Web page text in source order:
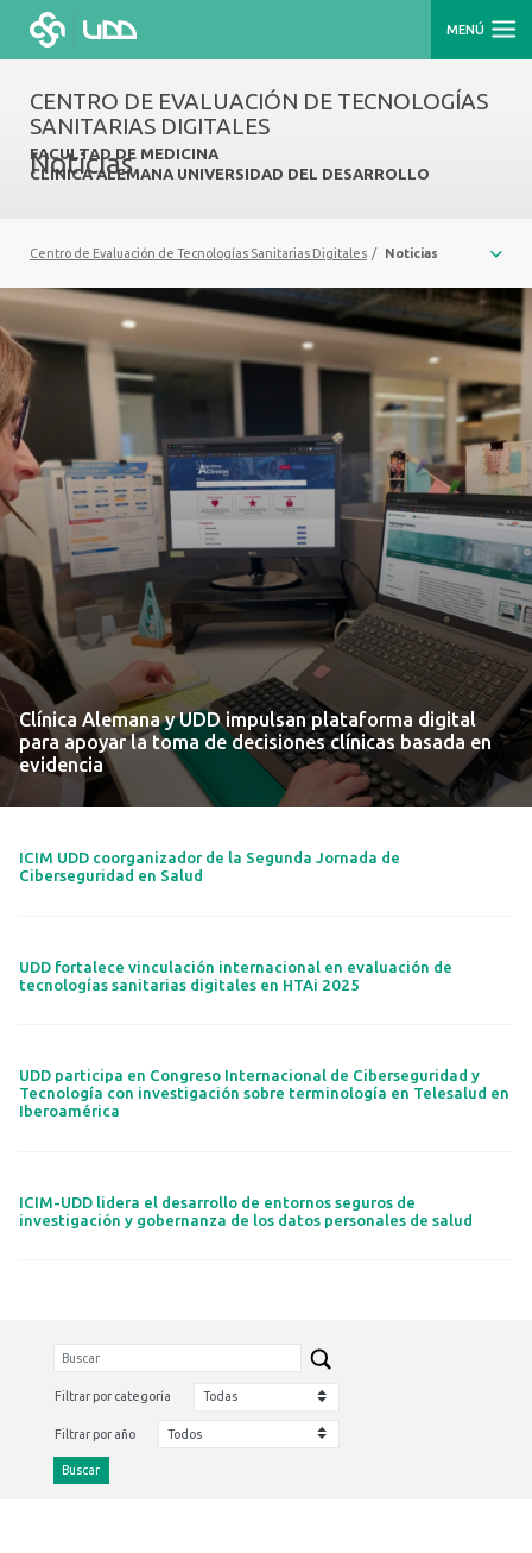
MENÚ
CENTRO DE EVALUACIÓN DE TECNOLOGÍAS
SANITARIAS DIGITALES
FACULTAD DE MEDICINA
CLÍNICA ALEMANA UNIVERSIDAD DEL DESARROLLO
Noticias
Centro de Evaluación de Tecnologías Sanitarias Digitales / Noticias
Clínica Alemana y UDD impulsan plataforma digital
para apoyar la toma de decisiones clínicas basada en
evidencia
ICIM UDD coorganizador de la Segunda Jornada de
Ciberseguridad en Salud
UDD fortalece vinculación internacional en evaluación de
tecnologías sanitarias digitales en HTAi 2025
UDD participa en Congreso Internacional de Ciberseguridad y
Tecnología con investigación sobre terminología en Telesalud en
Iberoamérica
ICIM-UDD lidera el desarrollo de entornos seguros de
investigación y gobernanza de los datos personales de salud
Filtrar por categoría
Filtrar por año
Buscar